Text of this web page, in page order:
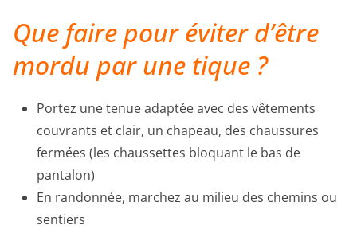
Que faire pour éviter d’être
mordu par une tique ?
Portez une tenue adaptée avec des vêtements
couvrants et clair, un chapeau, des chaussures
fermées (les chaussettes bloquant le bas de
pantalon)
En randonnée, marchez au milieu des chemins ou
sentiers